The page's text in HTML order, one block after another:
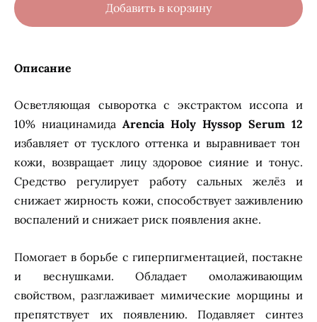
Добавить в корзину
Описание
Осветляющая сыворотка с экстрактом иссопа и
10% ниацинамида Arencia Holy Hyssop Serum 12
избавляет от тусклого оттенка и выравнивает тон
кожи, возвращает лицу здоровое сияние и тонус.
Средство регулирует работу сальных желёз и
снижает жирность кожи, способствует заживлению
воспалений и снижает риск появления акне.
Помогает в борьбе с гиперпигментацией, постакне
и веснушками. Обладает омолаживающим
свойством, разглаживает мимические морщины и
препятствует их появлению. Подавляет синтез